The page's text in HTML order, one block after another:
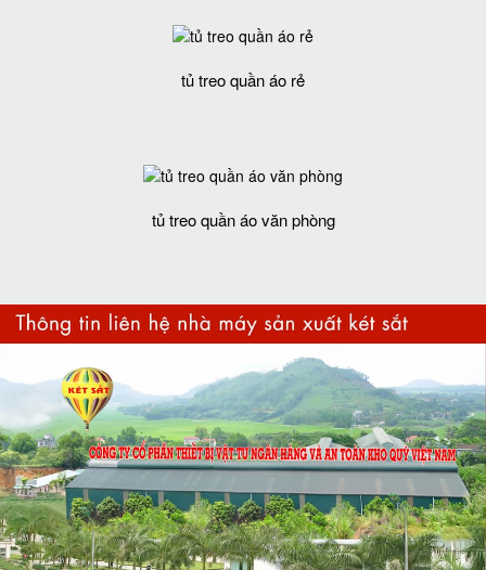
tủ treo quần áo rẻ
tủ treo quần áo văn phòng